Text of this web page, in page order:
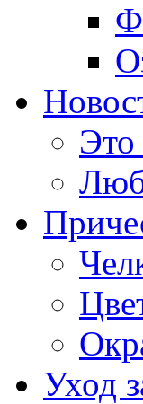
Это
Уход